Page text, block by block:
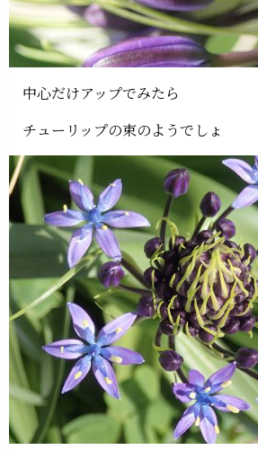
中心だけアップでみたら
チューリップの束のようでしょ